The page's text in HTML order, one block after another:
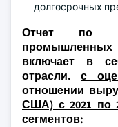
долгосрочных
Отчет по
включает в
отрасли.с
отношении
США) с 2021 по
сегментов: